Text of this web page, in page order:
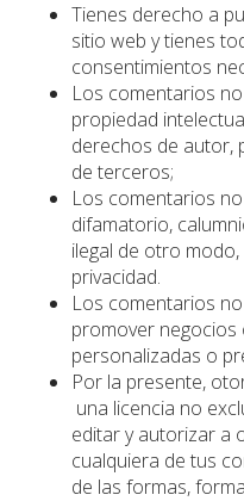
Tienes derecho a
sitio web y tienes
consentimientos
Los comentarios
propiedad
derechos de autor,
de terceros;
Los comentarios
difamatorio,
ilegal de otro
privacidad.
Los comentarios
promover negocios
personalizadas o
Por la presente,
una licencia no
editar y autorizar a
cualquiera de tus
de las formas,